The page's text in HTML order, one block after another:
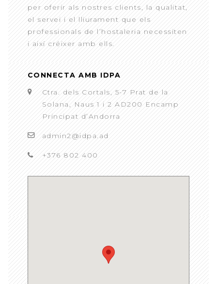
per oferir als nostres clients, la qualitat,
el servei i el lliurament que els
professionals de l’hostaleria necessiten
i així créixer amb ells.
CONNECTA AMB IDPA
Ctra. dels Cortals, 5-7 Prat de la
Solana, Naus 1 i 2 AD200 Encamp
Principat d’Andorra
admin2@idpa.ad
+376 802 400